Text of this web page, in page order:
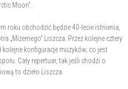
Moon”.
roku obchodzić będzie 40-lecie istnienia,
„Mizernego” Liszcza. Przez kolejne cztery
kolejne konfiguracje muzyków, co jest
Cały repertuar, tak jeśli chodzi o
to dzieło Liszcza.